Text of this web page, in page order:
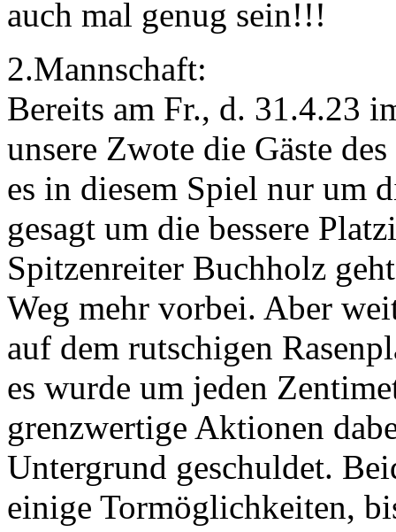
auch mal genug sein!!!
2.Mannschaft:
Bereits am Fr., d. 31.4.23
unsere Zwote die Gäste
es in diesem Spiel nur um
gesagt um die bessere
Spitzenreiter Buchholz
Weg mehr vorbei. Aber
auf dem rutschigen
es wurde um jeden
grenzwertige Aktionen
Untergrund geschuldet.
einige Tormöglichkeiten,